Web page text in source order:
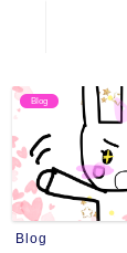
Blog
Blog